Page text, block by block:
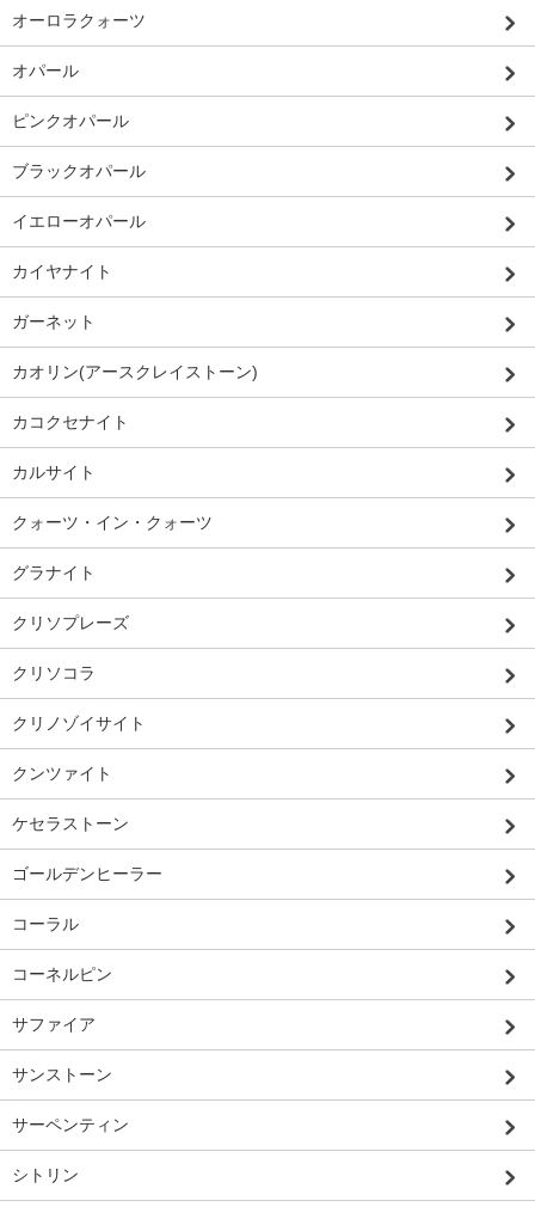
オーロラクォーツ
オパール
ピンクオパール
ブラックオパール
イエローオパール
カイヤナイト
ガーネット
カオリン(アースクレイストーン)
カコクセナイト
カルサイト
クォーツ・イン・クォーツ
グラナイト
クリソプレーズ
クリソコラ
クリノゾイサイト
クンツァイト
ケセラストーン
ゴールデンヒーラー
コーラル
コーネルピン
サファイア
サンストーン
サーペンティン
シトリン